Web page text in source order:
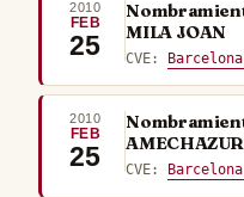
2010
FEB
25
MILA JOAN
CVE:
2010
FEB
25 CVE: